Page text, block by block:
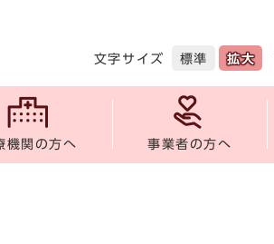
文字サイズ 標準 拡大
機関の方へ 事業者の方へ